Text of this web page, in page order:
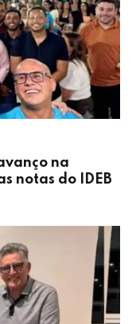
na
notas do IDEB